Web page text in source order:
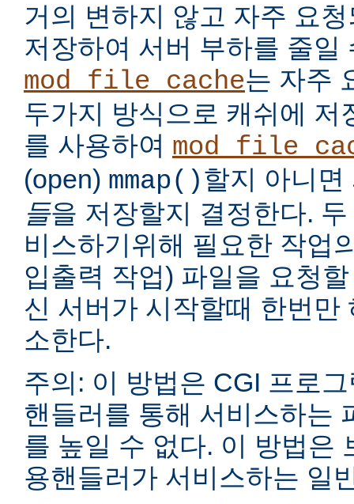
거의 변하지 않고 자주 요
저장하여 서버 부하를 줄일
mod_file_cache는 자주
두가지 방식으로 캐쉬에 저
를 사용하여
(open) mmap()할지 아니
들을 저장할지 결정한다.
비스하기위해 필요한 작업
입출력 작업) 파일을 요청
신 서버가 시작할때 한번만
소한다.
주의: 이 방법은 CGI 프로
핸들러를 통해 서비스하는
를 높일 수 없다. 이 방법은
용핸들러가 서비스하는 일